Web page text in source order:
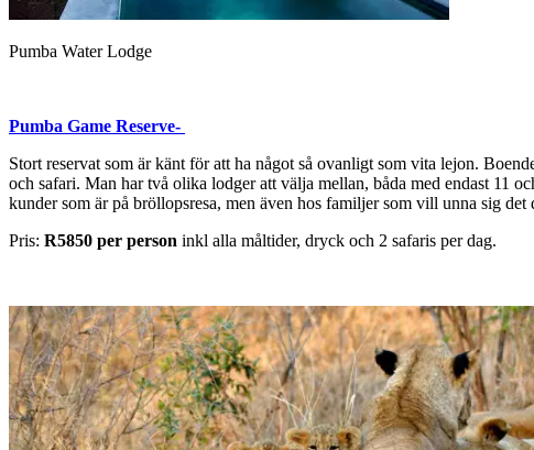
Pumba Water Lodge
Pumba Game Reserve-
Stort reservat som är känt för att ha något så ovanligt som vita lejon.
och safari. Man har två olika lodger att välja mellan, båda med endast 11
kunder som är på bröllopsresa, men även hos familjer som vill unna sig
Pris: R5850 per person inkl alla måltider, dryck och 2 safaris per dag.